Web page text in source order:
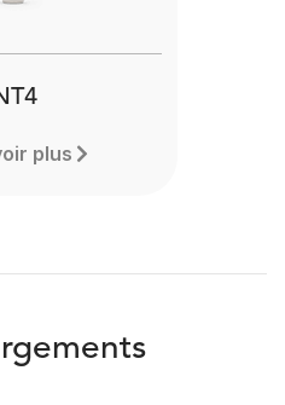
plus